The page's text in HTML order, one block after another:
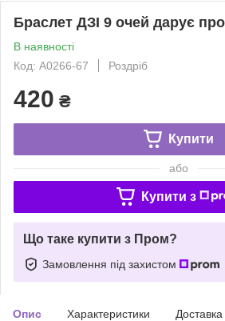
Браслет ДЗІ 9 очей дарує
В наявності
Код: A0266-67
Роздріб
420 ₴
Купити
або
Купити з
Що таке купити з Пром?
Замовлення під захистом
Опис Характеристики Доставка